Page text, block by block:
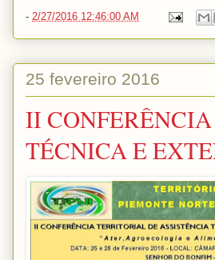
- 2/27/2016 12:46:00 AM
25 fevereiro 2016
II
TÉCNICA E